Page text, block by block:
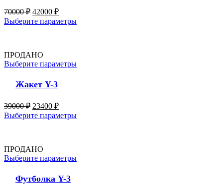
70000₽ 42000 ₽
Выберите параметры
ПРОДАНО
Выберите параметры
Жакет Y-3
39000₽ 23400 ₽
Выберите параметры
ПРОДАНО
Выберите параметры
Футболка Y-3